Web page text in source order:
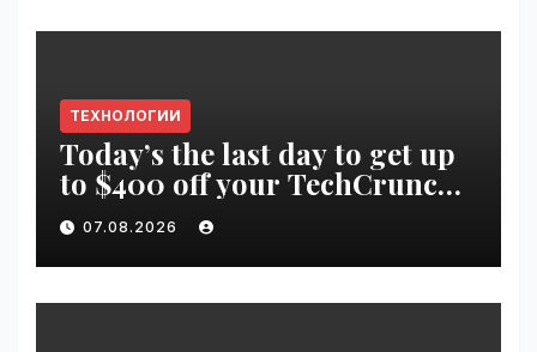
ТЕХНОЛОГИИ
Today’s the last day to get up
to $400 off your TechCrunch
Disrupt 2026 ticket |
VseTime.ru
07.08.2026